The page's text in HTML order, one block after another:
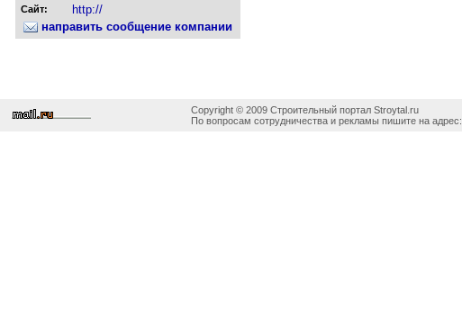
Сайт:
http://
направить сообщение компании
Copyright © 2009 Строительный портал Stroytal.ru
По вопросам сотрудничества и рекламы пишите на адрес: